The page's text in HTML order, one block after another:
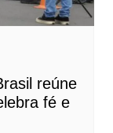
reúne
fé e